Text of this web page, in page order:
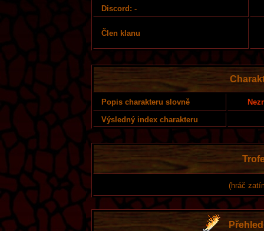
Discord: -
Člen klanu
Popis charakteru slovně
Výsledný index charakteru
(hráč